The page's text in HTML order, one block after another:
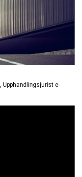
Upphandlingsjurist e-